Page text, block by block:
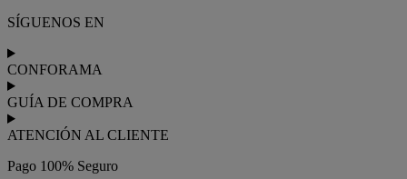
SÍGUENOS EN
CONFORAMA
GUÍA DE COMPRA
ATENCIÓN AL CLIENTE
Pago 100% Seguro